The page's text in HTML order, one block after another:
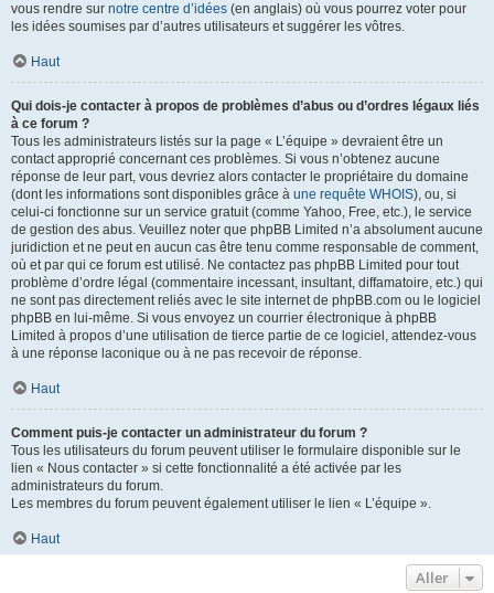
vous rendre sur notre centre d’idées (en anglais) où vous pourrez voter pour
les idées soumises par d’autres utilisateurs et suggérer les vôtres.
Haut
Qui dois-je contacter à propos de problèmes d’abus ou d’ordres légaux liés
à ce forum ?
Tous les administrateurs listés sur la page « L’équipe » devraient être un
contact approprié concernant ces problèmes. Si vous n’obtenez aucune
réponse de leur part, vous devriez alors contacter le propriétaire du domaine
(dont les informations sont disponibles grâce à une requête WHOIS), ou, si
celui-ci fonctionne sur un service gratuit (comme Yahoo, Free, etc.), le service
de gestion des abus. Veuillez noter que phpBB Limited n’a absolument aucune
juridiction et ne peut en aucun cas être tenu comme responsable de comment,
où et par qui ce forum est utilisé. Ne contactez pas phpBB Limited pour tout
problème d’ordre légal (commentaire incessant, insultant, diffamatoire, etc.) qui
ne sont pas directement reliés avec le site internet de phpBB.com ou le logiciel
phpBB en lui-même. Si vous envoyez un courrier électronique à phpBB
Limited à propos d’une utilisation de tierce partie de ce logiciel, attendez-vous
à une réponse laconique ou à ne pas recevoir de réponse.
Haut
Comment puis-je contacter un administrateur du forum ?
Tous les utilisateurs du forum peuvent utiliser le formulaire disponible sur le
lien « Nous contacter » si cette fonctionnalité a été activée par les
administrateurs du forum.
Les membres du forum peuvent également utiliser le lien « L’équipe ».
Haut
Aller